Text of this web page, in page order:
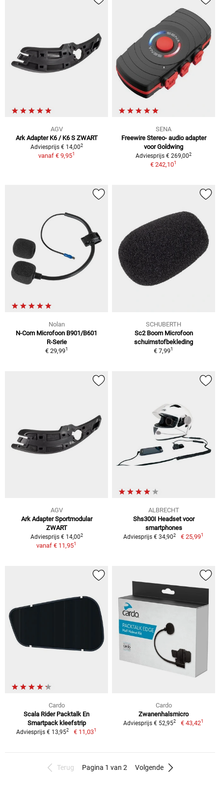
AGV
Ark Adapter K6 / K6 S ZWART
Adviesprijs € 14,002
vanaf € 9,951
SENA
Freewire Stereo- audio adapter
voor Goldwing
Adviesprijs € 269,002
€ 242,101
Nolan
N-Com Microfoon B901/B601
R-Serie
€ 29,991
SCHUBERTH
Sc2 Boom Microfoon
schuimstofbekleding
€ 7,991
AGV
Ark Adapter Sportmodular
ZWART
Adviesprijs € 14,002
vanaf € 11,951
ALBRECHT
Shs300I Headset voor
smartphones
Adviesprijs € 34,902 € 25,991
Cardo
Scala Rider Packtalk En
Smartpack kleefstrip
Adviesprijs € 13,952 € 11,031
Cardo
Zwanenhalsmicro
Adviesprijs € 52,952 € 43,421
Terug Pagina 1 van 2 Volgende